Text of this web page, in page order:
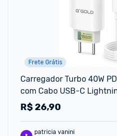
Frete Grátis
Carregador Turbo 40W
com Cabo USB-C
R$26,90
patricia vanini